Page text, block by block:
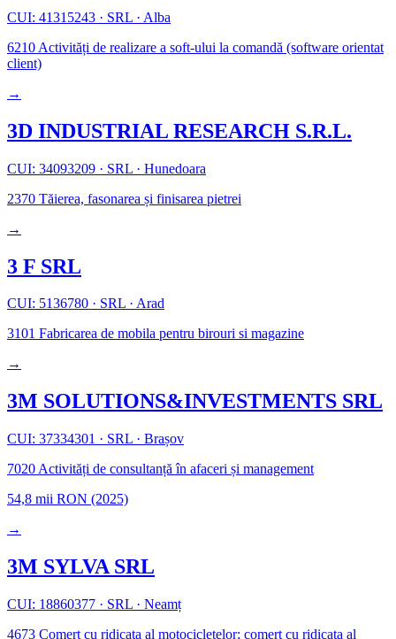
CUI: 41315243 · SRL · Alba
6210 Activități de realizare a soft-ului la comandă (software orientat
client)
→
3D INDUSTRIAL RESEARCH S.R.L.
CUI: 34093209 · SRL · Hunedoara
2370 Tăierea, fasonarea și finisarea pietrei
→
3 F SRL
CUI: 5136780 · SRL · Arad
3101 Fabricarea de mobila pentru birouri si magazine
→
3M SOLUTIONS&INVESTMENTS SRL
CUI: 37334301 · SRL · Brașov
7020 Activități de consultanță în afaceri și management
54,8 mii RON (2025)
→
3M SYLVA SRL
CUI: 18860377 · SRL · Neamț
4673 Comerț cu ridicata al motocicletelor; comerț cu ridicata al